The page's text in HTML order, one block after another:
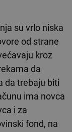
su vrlo niska
od strane
kroz
da
da trebaju biti
ima novca
i za
fond, na